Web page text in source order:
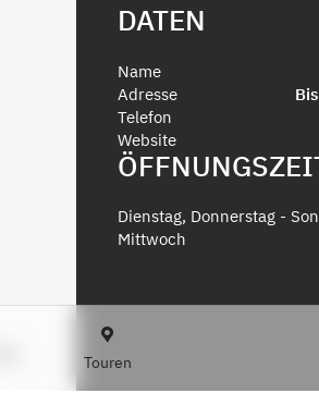
DATEN
Name
Adresse
Telefon
Website
Dienstag, Donnerstag -
Mittwoch
Touren